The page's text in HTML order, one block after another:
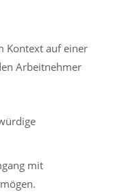
Kontext auf einer
Arbeitnehmer
mit